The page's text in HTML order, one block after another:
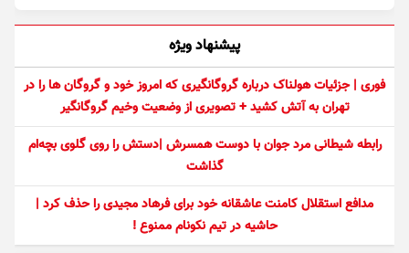
پیشنهاد ویژه
فوری | جزئیات هولناک درباره گروگانگیری که امروز خود و گروگان ها را در
تهران به آتش کشید + تصویری از وضعیت وخیم گروگانگیر
رابطه شیطانی مرد جوان با دوست همسرش |دستش را روی گلوی بچه‌ام
گذاشت
مدافع استقلال کامنت عاشقانه خود برای فرهاد مجیدی را حذف کرد |
حاشیه در تیم نکونام ممنوع !